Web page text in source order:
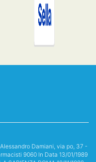
Damiani, via po, 37 -
9060 In Data 13/01/1989